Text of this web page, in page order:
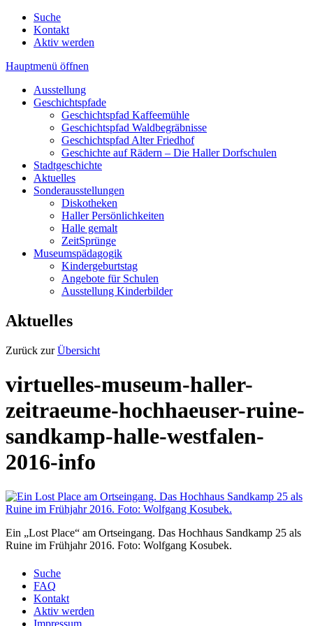
Suche
Kontakt
Aktiv werden
Hauptmenü öffnen
Ausstellung
Geschichtspfade
Geschichtspfad Kaffeemühle
Geschichtspfad Waldbegräbnisse
Geschichtspfad Alter Friedhof
Geschichte auf Rädern – Die Haller Dorfschulen
Stadtgeschichte
Aktuelles
Sonderausstellungen
Diskotheken
Haller Persönlichkeiten
Halle gemalt
ZeitSprünge
Museumspädagogik
Kindergeburtstag
Angebote für Schulen
Ausstellung Kinderbilder
Aktuelles
Zurück zurÜbersicht
virtuelles-museum-haller-
zeitraeume-hochhaeuser-ruine-
sandkamp-halle-westfalen-
2016-info
Ein „Lost Place“ am Ortseingang. Das Hochhaus Sandkamp 25 als
Ruine im Frühjahr 2016. Foto: Wolfgang Kosubek.
Suche
FAQ
Kontakt
Aktiv werden
Impressum